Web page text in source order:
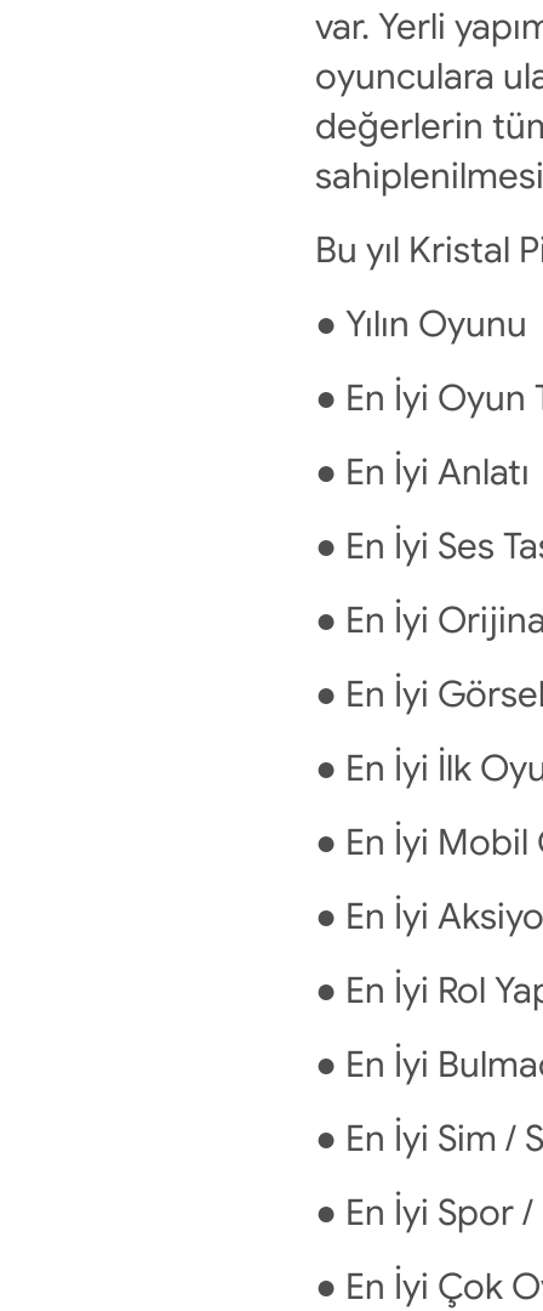
var. Yerli
oyunculara
değerlerin
Bu yıl Kristal
● Yılın Oyunu
● En İyi Oyun
● En İyi Anlatı
● En İyi Ses
● En İyi
● En İyi
● En İyi İlk
● En İyi
● En İyi
● En İyi Rol
● En İyi
● En İyi Sim /
● En İyi Spor
● En İyi Çok